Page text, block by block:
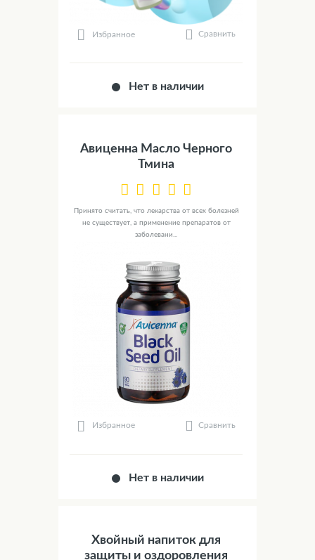
Избранное Сравнить
Нет в наличии
Авиценна Масло Черного
Тмина
Принято считать, что лекарства от всех болезней
не существует, а применение препаратов от
заболевани...
Избранное Сравнить
Нет в наличии
Хвойный напиток для
защиты и оздоровления